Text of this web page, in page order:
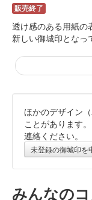
販売終了
透け感のある用紙の
新しい御城印となっ
熊本城 御
販売終了
熊本城 御
ほかのデザイン
ことがあります
連絡ください。
未登録の御城印を
みんなの